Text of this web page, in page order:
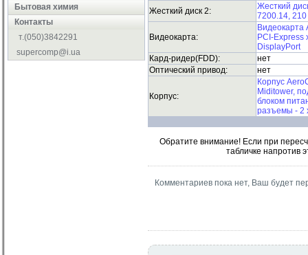
Бытовая химия
Контакты
т.(050)3842291
supercomp@i.ua
Жесткий диск 2:
Жесткий
7200.14,
Видеокарта:
Видеокарта
PCI-Express
DisplayPort
Кард-ридер(FDD):
нет
Оптический привод:
нет
Корпус:
Корпус
Miditower,
блоком
разъемы - 2
Обратите внимание! Если при
табличке напротив
Комментариев пока нет, Ваш будет